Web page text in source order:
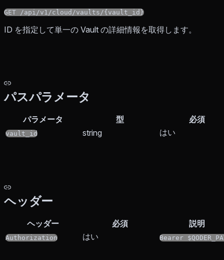
GET /api/v1/cloud/vaults/{vault_id}
ID を指定して単一の Vault の詳細情報を取得します。
パスパラメータ
パラメータ 型 必須
vault_id string はい
ヘッダー
ヘッダー 必須 説明
Authorization はい Bearer